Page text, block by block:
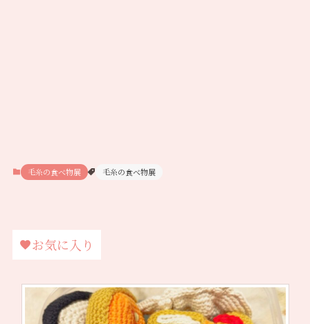
毛糸の食べ物展 毛糸の食べ物展
お気に入り